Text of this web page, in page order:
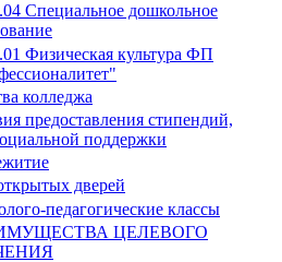
Специальное дошкольное
Физическая культура ФП
колледжа
предоставления стипендий,
поддержки
дверей
педагогические классы
ЦЕЛЕВОГО